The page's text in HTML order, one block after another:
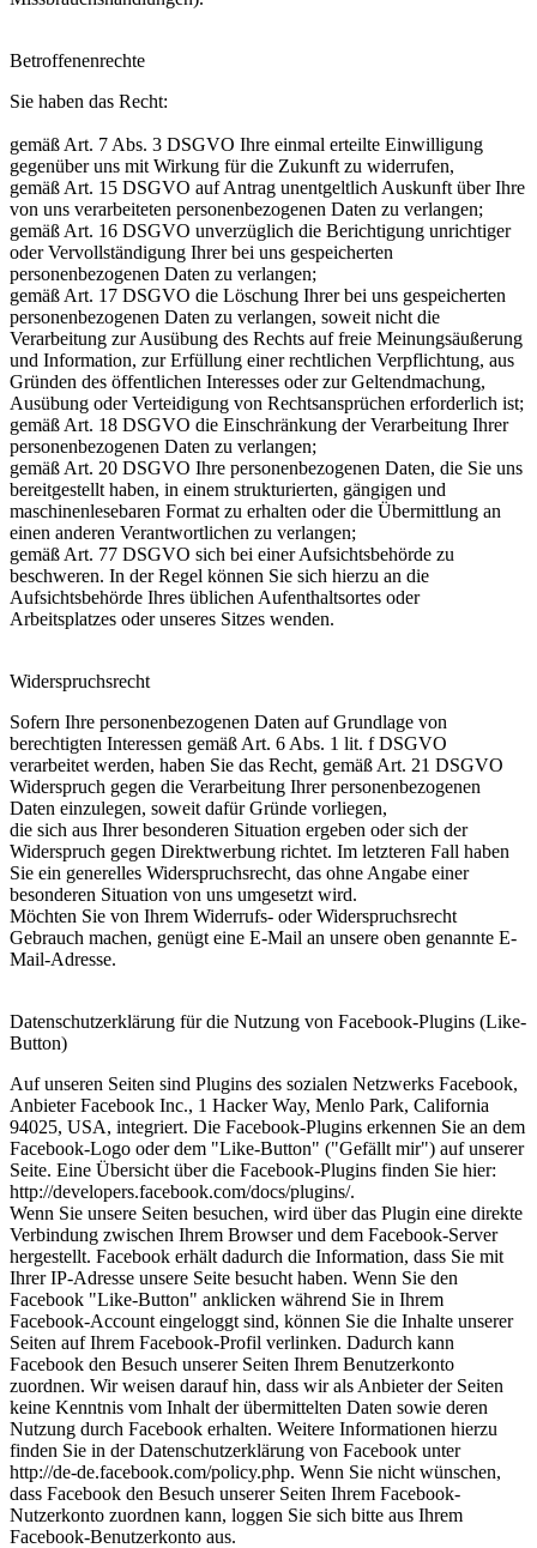
Betroffenenrechte
Sie haben das Recht:
gemäß Art. 7 Abs. 3 DSGVO Ihre einmal erteilte Einwilligung
gegenüber uns mit Wirkung für die Zukunft zu widerrufen,
gemäß Art. 15 DSGVO auf Antrag unentgeltlich Auskunft über Ihre
von uns verarbeiteten personenbezogenen Daten zu verlangen;
gemäß Art. 16 DSGVO unverzüglich die Berichtigung unrichtiger
oder Vervollständigung Ihrer bei uns gespeicherten
personenbezogenen Daten zu verlangen;
gemäß Art. 17 DSGVO die Löschung Ihrer bei uns gespeicherten
personenbezogenen Daten zu verlangen, soweit nicht die
Verarbeitung zur Ausübung des Rechts auf freie Meinungsäußerung
und Information, zur Erfüllung einer rechtlichen Verpflichtung, aus
Gründen des öffentlichen Interesses oder zur Geltendmachung,
Ausübung oder Verteidigung von Rechtsansprüchen erforderlich ist;
gemäß Art. 18 DSGVO die Einschränkung der Verarbeitung Ihrer
personenbezogenen Daten zu verlangen;
gemäß Art. 20 DSGVO Ihre personenbezogenen Daten, die Sie uns
bereitgestellt haben, in einem strukturierten, gängigen und
maschinenlesebaren Format zu erhalten oder die Übermittlung an
einen anderen Verantwortlichen zu verlangen;
gemäß Art. 77 DSGVO sich bei einer Aufsichtsbehörde zu
beschweren. In der Regel können Sie sich hierzu an die
Aufsichtsbehörde Ihres üblichen Aufenthaltsortes oder
Arbeitsplatzes oder unseres Sitzes wenden.
Widerspruchsrecht
Sofern Ihre personenbezogenen Daten auf Grundlage von
berechtigten Interessen gemäß Art. 6 Abs. 1 lit. f DSGVO
verarbeitet werden, haben Sie das Recht, gemäß Art. 21 DSGVO
Widerspruch gegen die Verarbeitung Ihrer personenbezogenen
Daten einzulegen, soweit dafür Gründe vorliegen,
die sich aus Ihrer besonderen Situation ergeben oder sich der
Widerspruch gegen Direktwerbung richtet. Im letzteren Fall haben
Sie ein generelles Widerspruchsrecht, das ohne Angabe einer
besonderen Situation von uns umgesetzt wird.
Möchten Sie von Ihrem Widerrufs- oder Widerspruchsrecht
Gebrauch machen, genügt eine E-Mail an unsere oben genannte E-
Mail-Adresse.
Datenschutzerklärung für die Nutzung von Facebook-Plugins (Like-
Button)
Auf unseren Seiten sind Plugins des sozialen Netzwerks Facebook,
Anbieter Facebook Inc., 1 Hacker Way, Menlo Park, California
94025, USA, integriert. Die Facebook-Plugins erkennen Sie an dem
Facebook-Logo oder dem "Like-Button" ("Gefällt mir") auf unserer
Seite. Eine Übersicht über die Facebook-Plugins finden Sie hier:
http://developers.facebook.com/docs/plugins/.
Wenn Sie unsere Seiten besuchen, wird über das Plugin eine direkte
Verbindung zwischen Ihrem Browser und dem Facebook-Server
hergestellt. Facebook erhält dadurch die Information, dass Sie mit
Ihrer IP-Adresse unsere Seite besucht haben. Wenn Sie den
Facebook "Like-Button" anklicken während Sie in Ihrem
Facebook-Account eingeloggt sind, können Sie die Inhalte unserer
Seiten auf Ihrem Facebook-Profil verlinken. Dadurch kann
Facebook den Besuch unserer Seiten Ihrem Benutzerkonto
zuordnen. Wir weisen darauf hin, dass wir als Anbieter der Seiten
keine Kenntnis vom Inhalt der übermittelten Daten sowie deren
Nutzung durch Facebook erhalten. Weitere Informationen hierzu
finden Sie in der Datenschutzerklärung von Facebook unter
http://de-de.facebook.com/policy.php. Wenn Sie nicht wünschen,
dass Facebook den Besuch unserer Seiten Ihrem Facebook-
Nutzerkonto zuordnen kann, loggen Sie sich bitte aus Ihrem
Facebook-Benutzerkonto aus.